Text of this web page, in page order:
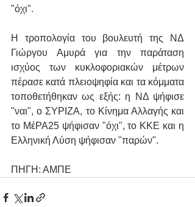
"όχι".
Η τροπολογία του βουλευτή της ΝΔ
Γιώργου Αμυρά για την παράταση
ισχύος των κυκλοφοριακών μέτρων
πέρασε κατά πλειοψηφία και τα κόμματα
τοποθετήθηκαν ως εξής: η ΝΔ ψήφισε
"ναι", ο ΣΥΡΙΖΑ, το Κίνημα Αλλαγής και
το ΜέΡΑ25 ψήφισαν "όχι", το ΚΚΕ και η
Ελληνική Λύση ψήφισαν "παρών".
ΠΗΓΗ: ΑΜΠΕ